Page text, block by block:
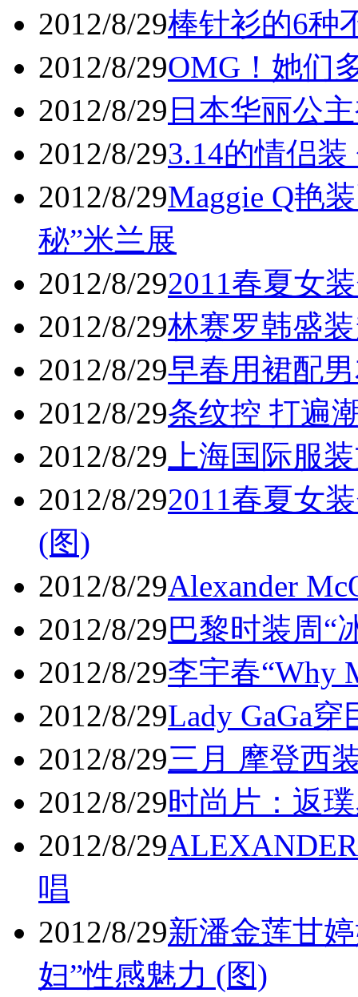
2012/8/29棒针衫的6种
2012/8/29OMG！她们
2012/8/29 日本华丽公
2012/8/293.14的情侣
2012/8/29Maggie Q艳
秘”米兰展
2012/8/292011春夏女
2012/8/29林赛罗韩盛
2012/8/29早春用裙配
2012/8/29条纹控 打遍
2012/8/29 上海国际服
2012/8/292011春夏女
(图)
2012/8/29Alexander
2012/8/29巴黎时装周“
2012/8/29李宇春“Why
2012/8/29Lady GaGa
2012/8/29三月 摩登西
2012/8/29时尚片：返
2012/8/29
唱
2012/8/29新潘金莲甘
妇”性感魅力 (图)